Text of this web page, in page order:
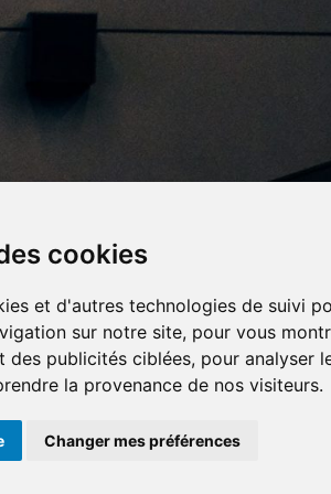
cookies
et d'autres technologies de suivi
sur notre site, pour vous
des publicités ciblées, pour analyser
la provenance de nos visiteurs.
Changer mes préférences
importants en
cours
Numéros d'urgence